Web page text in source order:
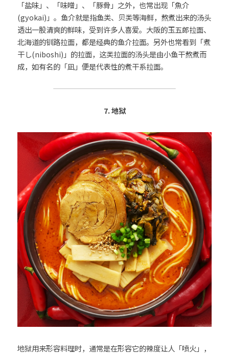
「盐味」、「味噌」、「豚骨」之外，也常出现「魚介
(gyokai)」。鱼介就是指鱼类、贝类等海鲜，熬煮出来的汤头
透出一股清爽的鲜味，受到许多人喜爱。大阪的玉五郎拉面、
北海道的钏路拉面，都是经典的鱼介拉面。另外也常看到「煮
干し(niboshi)」的拉面，这类拉面的汤头是由小鱼干熬煮而
成，如有名的「凪」便是代表性的煮干系拉面。
7. 地狱
地狱用来形容料理时，通常是在形容它的辣度让人「喷火」，